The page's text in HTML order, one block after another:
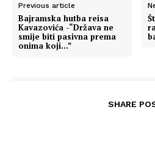
Previous article
Bajramska hutba reisa
Kavazovića -“Država ne
smije biti pasivna prema
onima koji…”
SHARE